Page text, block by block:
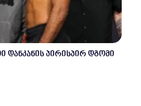
პირისპირ დგომი